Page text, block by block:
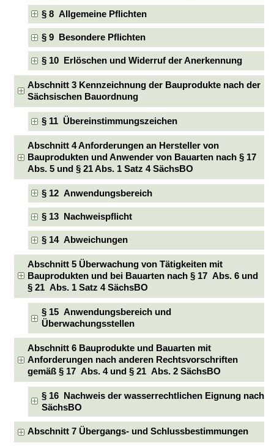
§ 8 Allgemeine Pflichten
§ 9 Besondere Pflichten
§ 10 Erlöschen und Widerruf der Anerkennung
Abschnitt 3 Kennzeichnung der Bauprodukte nach der
Sächsischen Bauordnung
§ 11 Übereinstimmungszeichen
Abschnitt 4 Anforderungen an Hersteller von
Bauprodukten und Anwender von Bauarten nach § 17
Abs. 5 und § 21 Abs. 1 Satz 4 SächsBO
§ 12 Anwendungsbereich
§ 13 Nachweispflicht
§ 14 Abweichungen
Abschnitt 5 Überwachung von Tätigkeiten mit
Bauprodukten und bei Bauarten nach § 17 Abs. 6 und
§ 21 Abs. 1 Satz 4 SächsBO
§ 15 Anwendungsbereich und
Überwachungsstellen
Abschnitt 6 Bauprodukte und Bauarten mit
Anforderungen nach anderen Rechtsvorschriften
gemäß § 17 Abs. 4 und § 21 Abs. 2 SächsBO
§ 16 Nachweis der wasserrechtlichen Eignung nach
SächsBO
Abschnitt 7 Übergangs- und Schlussbestimmungen